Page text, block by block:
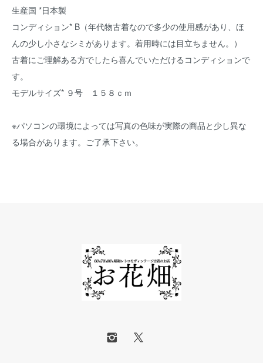
生産国 *日本製
コンディション* B（年代物古着なので多少の使用感があり、ほ
んの少し小さなシミがあります。着用時には目立ちません。）
古着にご理解ある方でしたら喜んでいただけるコンディションで
す。
モデルサイズ* ９号 １５８ｃｍ
※パソコンの環境によっては写真の色味が実際の商品と少し異な
る場合があります。ご了承下さい。